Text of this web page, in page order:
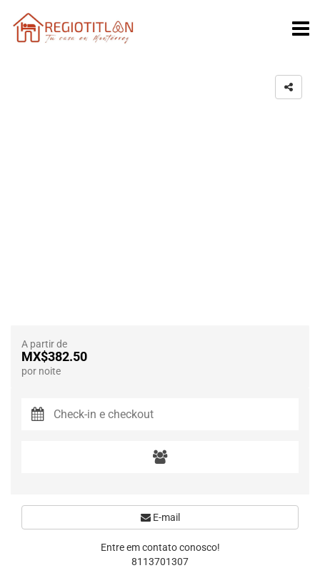
A partir de
MX$382.50
por noite
E-mail
Entre em contato conosco!
8113701307